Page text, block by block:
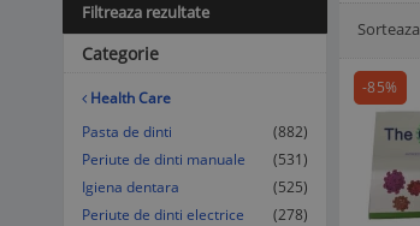
-
Cumperi
in
siguranta
de
la
vanzatori
incredere
Afisare Lista
Afisare galerie
-85%
Filtreaza rezultate
Categorie
Health Care
Pasta de dinti
(882)
Periute de dinti manuale
(531)
Igiena dentara
(525)
Periute de dinti electrice
(278)